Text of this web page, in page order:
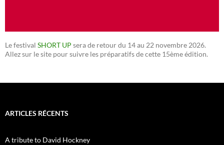
Le festival SHORT UP sera de retour du 14 au 22 novembre 2026.
Allez sur le site pour suivre les préparatifs de cette 15ème édition.
ARTICLES RÉCENTS
A tribute to David Hockney